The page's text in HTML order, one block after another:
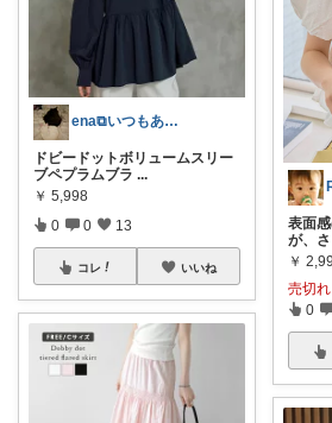
ena⧉いつもありがとうございます♡
ドビードットボリュームスリー
ブペプラムブラ ...
￥ 5,998
0 0 13
コレ いいね
表面
が、
￥
売切れ
0